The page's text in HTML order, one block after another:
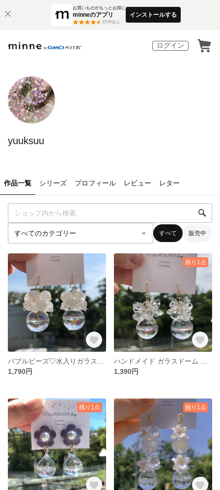
お買いものがもっとお得に
minneのアプリ
3万件以上
インストールする
ログイン
yuuksuu
作品一覧 シリーズ プロフィール レビュー レター
すべて 販売中
1,790円
残り1点
1,390円
残り1点 残り1点